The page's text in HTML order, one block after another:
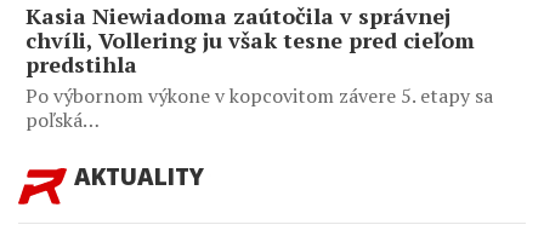
Kasia Niewiadoma zaútočila v správnej
chvíli, Vollering ju však tesne pred cieľom
predstihla
Po výbornom výkone v kopcovitom závere 5. etapy sa
poľská…
AKTUALITY